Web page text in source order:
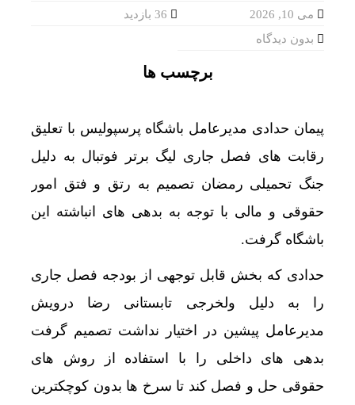
می 10, 2026
بدون دیدگاه
برچسب ها
پیمان حدادی مدیرعامل باشگاه پرسپولیس با تعلیق
رقابت های فصل جاری لیگ برتر فوتبال به دلیل
جنگ تحمیلی رمضان تصمیم به رتق و فتق امور
حقوقی و مالی با توجه به بدهی های انباشته این
باشگاه گرفت.
حدادی که بخش قابل توجهی از بودجه فصل جاری
را به دلیل ولخرجی تابستانی رضا درویش
مدیرعامل پیشین در اختیار نداشت تصمیم گرفت
بدهی های داخلی را با استفاده از روش های
حقوقی حل و فصل کند تا سرخ ها بدون کوچکترین